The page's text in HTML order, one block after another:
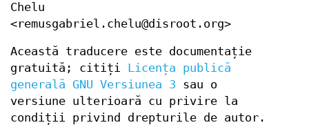
Chelu
<remusgabriel.chelu@disroot.org>
Această traducere este documentație
gratuită; citiți Licența publică
generală GNU Versiunea 3 sau o
versiune ulterioară cu privire la
condiții privind drepturile de autor.